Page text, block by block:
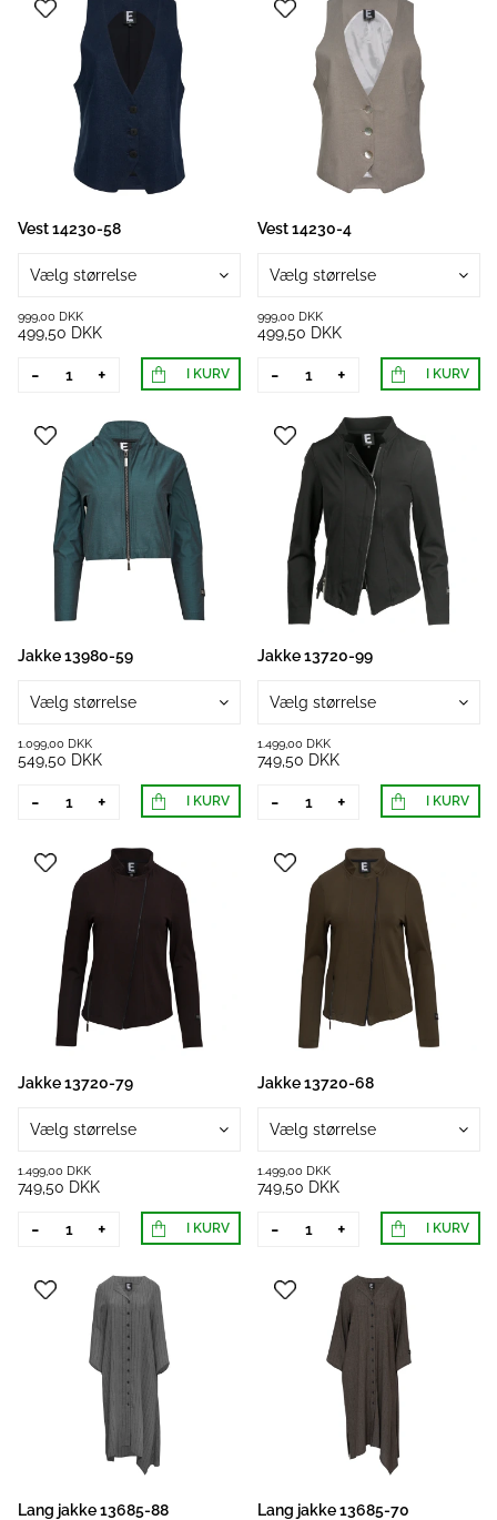
Vest 14230-58
Vælg størrelse
999,00 DKK
499,50 DKK
- + I KURV
Vest 14230-4
Vælg størrelse
999,00 DKK
499,50 DKK
- + I KURV
Jakke 13980-59
Vælg størrelse
1.099,00 DKK
549,50 DKK
- + I KURV
Jakke 13720-99
Vælg størrelse
1.499,00 DKK
749,50 DKK
- + I KURV
Jakke 13720-79
Vælg størrelse
1.499,00 DKK
749,50 DKK
- + I KURV
Jakke 13720-68
Vælg størrelse
1.499,00 DKK
749,50 DKK
- + I KURV
Lang jakke 13685-88 Lang jakke 13685-70